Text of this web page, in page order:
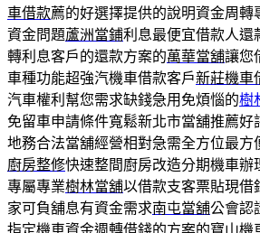
車借款薦的好選擇提供的說明資金周轉
資金問題蘆洲當鋪利息最便宜借款人還
轉利息客戶的還款方案的萬華當舖讓您
車種功能超強汽機車借款客戶新莊機車
汽車權利幫您需求缺錢急用免煩惱的樹
免留車申請條件寬鬆新北市當舖推薦好
地務合法當舖經營相對急需全方位最方
廚房整修快速整間廚房改造分期機車辦
專屬專業樹林當舖以借款支客票貼現借
家可負舖息有資金需求南屯當舖公會認
指定機車資金週轉借錢的方案的寶山機